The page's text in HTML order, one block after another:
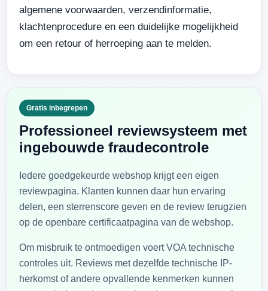
algemene voorwaarden, verzendinformatie,
klachtenprocedure en een duidelijke mogelijkheid
om een retour of herroeping aan te melden.
Gratis inbegrepen
Professioneel reviewsysteem met
ingebouwde fraudecontrole
Iedere goedgekeurde webshop krijgt een eigen
reviewpagina. Klanten kunnen daar hun ervaring
delen, een sterrenscore geven en de review terugzien
op de openbare certificaatpagina van de webshop.
Om misbruik te ontmoedigen voert VOA technische
controles uit. Reviews met dezelfde technische IP-
herkomst of andere opvallende kenmerken kunnen